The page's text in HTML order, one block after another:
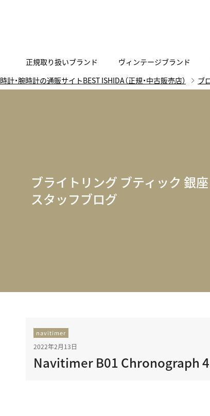
正規取り扱いブランド
A B C D E F G
エンジェルクローバー エ
ASTRON
ヴィンテージブランド
スマートウォッチ
ジュエリー
ブライトリング ブティック GINZA
代表メッセージ
お問い合わせ
LINE
時計・腕時計の通販サイトBEST ISHIDA（正規・中古販売店） ブ
ブライトリング ブティック 銀座
スタッフブログ
navitimer
2022年2月13日
Navitimer B01 Chronograph